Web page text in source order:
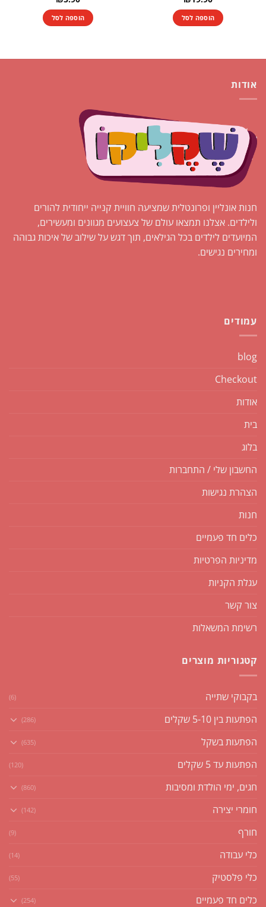
הוספה לסל הוספה לסל
אודות
חנות אונליין ופרונטלית שמציעה חוויית קנייה ייחודית להורים
ולילדים. אצלנו תמצאו עולם של צעצועים מגוונים ומעשירים,
המיועדים לילדים בכל הגילאים, תוך דגש על שילוב של איכות גבוהה
ומחירים נגישים.
עמודים
blog
Checkout
אודות
בית
בלוג
החשבון שלי / התחברות
הצהרת נגישות
חנות
כלים חד פעמיים
מדיניות הפרטיות
עגלת הקניות
צור קשר
רשימת המשאלות
קטגוריות מוצרים
בקבוקי שתייה (6)
הפתעות בין 5-10 שקלים (286)
הפתעות בשקל (635)
הפתעות עד 5 שקלים (120)
חגים, ימי הולדת ומסיבות (860)
חומרי יצירה (142)
חורף (9)
כלי עבודה (14)
כלי פלסטיק (55)
כלים חד פעמיים (254)